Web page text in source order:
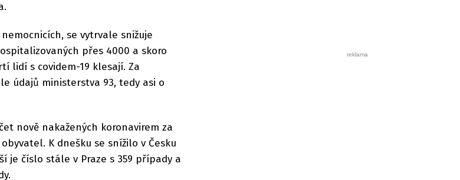
se vytrvale snižuje
přes 4000 a skoro
lidí s covidem-19 klesají. Za
údajů ministerstva 93, tedy asi o
nově nakažených koronavirem za
K dnešku se snížilo v Česku
je číslo stále v Praze s 359 případy a